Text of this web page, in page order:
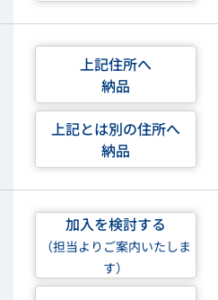
上記住所へ
納品
上記とは別の住所へ
納品
加入を検討する
（担当よりご案内いたしま
す）